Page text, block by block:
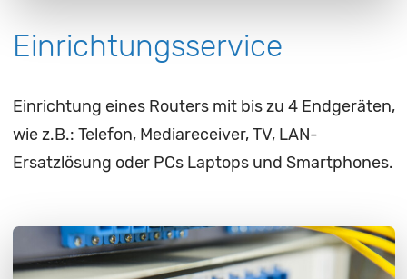
Einrichtungsservice
Einrichtung eines Routers mit bis zu 4 Endgeräten,
wie z.B.: Telefon, Mediareceiver, TV, LAN-
Ersatzlösung oder PCs Laptops und Smartphones.